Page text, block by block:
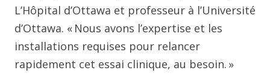
L’Hôpital d’Ottawa et professeur à l’Université
d’Ottawa. « Nous avons l’expertise et les
installations requises pour relancer
rapidement cet essai clinique, au besoin. »